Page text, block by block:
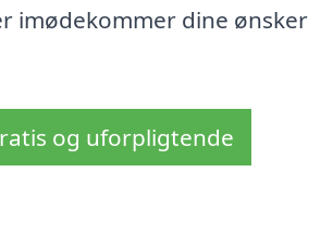
imødekommer dine ønsker
og uforpligtende